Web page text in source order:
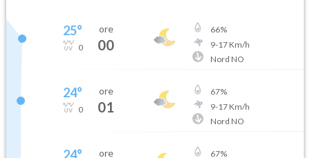
25°
0
ore
00
66%
9-17Km/h
Nord NO
24°
0
ore
01
67%
9-17Km/h
Nord NO
24° ore 67%